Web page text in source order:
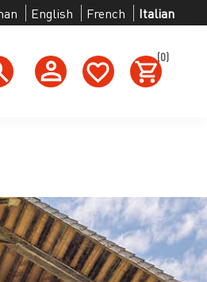
English French Italian
(0)